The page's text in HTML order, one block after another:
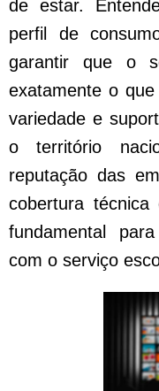
de estar.
perfil de
garantir que o
exatamente o
variedade e
o território
reputação das
cobertura
fundamental
com o serviço